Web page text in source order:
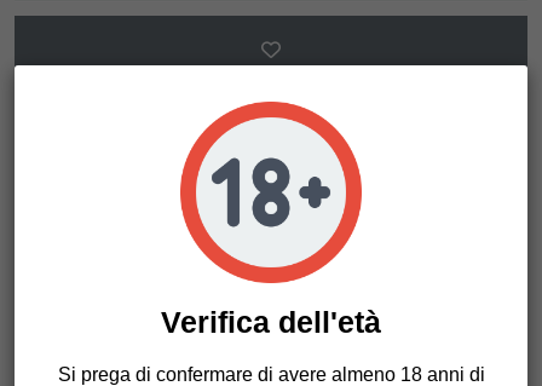
OAQNHPXSP01
Verifica dell'età
Si prega di confermare di avere almeno 18 anni di